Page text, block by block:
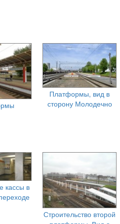
Платформы, вид в
сторону Молодечно
кассы в
Строительство второй